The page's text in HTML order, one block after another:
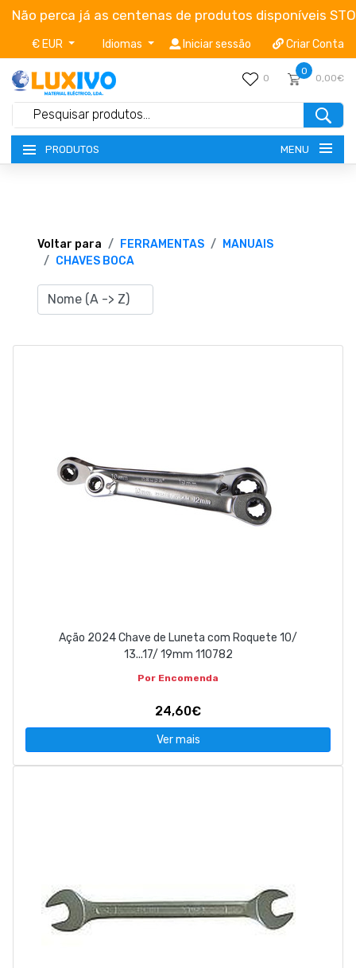
Não perca já as centenas de produtos disponíveis
€ EUR Idiomas Iniciar sessão Criar Conta
0
0
0,00€
PRODUTOS MENU
TERMOS E CONDIÇÕES
Voltar para FERRAMENTAS
MANUAIS
CHAVES BOCA
Ação 2024 Chave de Luneta com Roquete 10/
13...17/ 19mm 110782
Por Encomenda
24,60€
Ver mais